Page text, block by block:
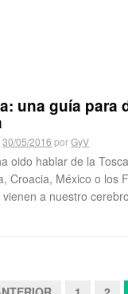
una guía para
30/05/2016 porGyV
oido hablar de la
Croacia, México o los
a nuestro